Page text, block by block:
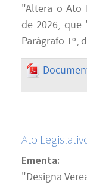
"Altera o Ato
de 2026,
Parágrafo 1º,
Ato
Ementa:
"Designa